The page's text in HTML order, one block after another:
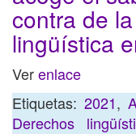
contra de
lingüística
Verenlace
Etiquetas:2021,
Derechos